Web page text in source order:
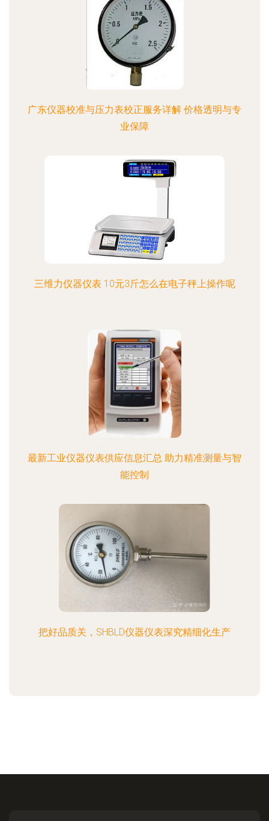
广东仪器校准与压力表校正服务详解 价格透明与专
业保障
三维力仪器仪表 10元3斤怎么在电子秤上操作呢
最新工业仪器仪表供应信息汇总 助力精准测量与智
能控制
把好品质关，SHBLD仪器仪表深究精细化生产